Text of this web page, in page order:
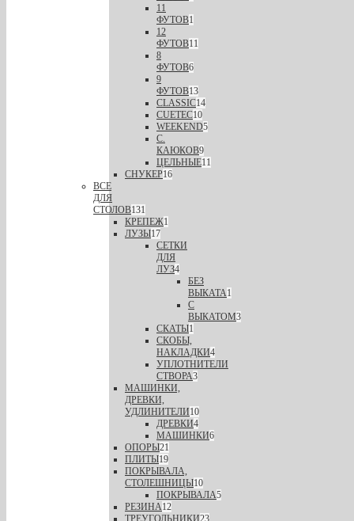
11
ФУТОВ1
12
ФУТОВ11
8
ФУТОВ6
9
ФУТОВ13
CLASSIC14
CUETEC10
WEEKEND5
С.
КАЮКОВ9
ЦЕЛЬНЫЕ11
СНУКЕР16
ВСЕ
ДЛЯ
СТОЛОВ131
КРЕПЕЖ1
ЛУЗЫ17
СЕТКИ
ДЛЯ
ЛУЗ4
БЕЗ
ВЫКАТА1
С
ВЫКАТОМ3
СКАТЫ1
СКОБЫ,
НАКЛАДКИ4
УПЛОТНИТЕЛИ
СТВОРА3
МАШИНКИ,
ДРЕВКИ,
УДЛИНИТЕЛИ10
ДРЕВКИ4
МАШИНКИ6
ОПОРЫ21
ПЛИТЫ19
ПОКРЫВАЛА,
СТОЛЕШНИЦЫ10
ПОКРЫВАЛА5
РЕЗИНА12